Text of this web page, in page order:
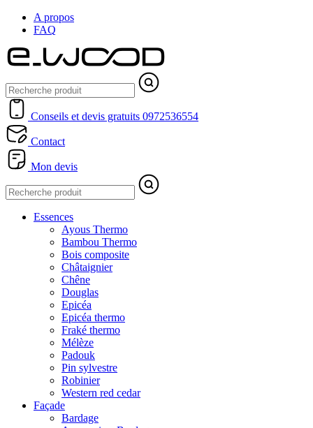
A propos
FAQ
Conseils et devis gratuits 0972536554
Contact
Mon devis
Essences
Ayous Thermo
Bambou Thermo
Bois composite
Châtaignier
Chêne
Douglas
Epicéa
Epicéa thermo
Fraké thermo
Mélèze
Padouk
Pin sylvestre
Robinier
Western red cedar
Façade
Bardage